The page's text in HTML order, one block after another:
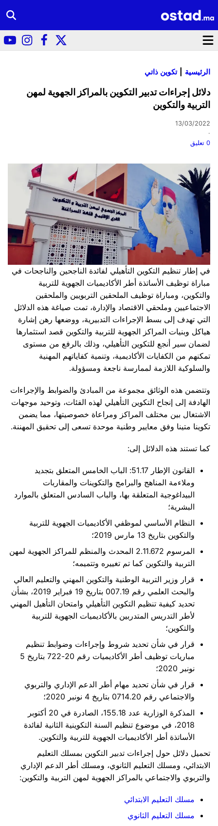
الرئيسية تكوين ذاتي
دلائل إجراءات تدبير التكوين بالمراكز الجهوية لمهن
التربية والتكوين
13/03/2022
·
0 تعليق
في إطار تنظيم التكوين التأهيلي لفائدة الناجحين والناجحات في
مباراة توظيف الأساتذة أطر الأكاديميات الجهوية للتربية
والتكوين، ومباراة توظيف الملحقين التربويين والملحقين
الاجتماعيين وملحقي الاقتصاد والإدارة، تمت صياغة هذه الدلائل
التي تهدف إلى بسط الإجراءات التدبيرية، ووضعها رهن إشارة
هياكل وبنيات المراكز الجهوية للتربية والتكوين قصد استثمارها
لضمان سير أنجع للتكوين التأهيلي، وذلك بالرفع من مستوى
تمكنهم من الكفايات الأكاديمية، وتنمية كفاياتهم المهنية
والسلوكية اللازمة لممارسة ناجعة ومسؤولة.
وتتضمن هذه الوثائق مجموعة من المبادئ والضوابط والإجراءات
الهادفة إلى إنجاح التكوين التأهيلي لهذه الفئات، وتوحيد موجهات
الاشتغال بين مختلف المراكز ومراعاة خصوصيتها، مما يضمن
تكوينا متينا وفق معايير وطنية موحدة تسعى إلى تحقيق المهننة.
كما تستند هذه الدلائل إلى:
القانون الإطار 51.17: الباب الخامس المتعلق بتجديد
وملاءمة المناهج والبرامج والتكوينات والمقاربات
البيداغوجية المتعلقة بها، والباب السادس المتعلق بالموارد
البشرية؛
النظام الأساسي لموظفي الأكاديميات الجهوية للتربية
والتكوين بتاريخ 13 مارس 2019؛
المرسوم 2.11.672 المحدث والمنظم للمراكز الجهوية لمهن
التربية والتكوين كما تم تغييره وتتميمه؛
قرار وزير التربية الوطنية والتكوين المهني والتعليم العالي
والبحث العلمي رقم 007.19 بتاريخ 19 فبراير 2019، بشأن
تحديد كيفية تنظيم التكوين التأهيلي وامتحان التأهيل المهني
لأطر التدريس المتدربين بالأكاديميات الجهوية للتربية
والتكوين؛
قرار في شأن تحديد شروط وإجراءات وضوابط تنظيم
مباريات توظيف أطر الأكاديميات رقم 20-722 بتاريخ 5
نونبر 2020؛
قرار في شأن تحديد مهام أطر الدعم الإداري والتربوي
والاجتماعي رقم 0714.20 بتاريخ 4 نونبر 2020؛
المذكرة الوزارية عدد 155.18، الصادرة في 20 أكتوبر
2018، في موضوع تنظيم السنة التكوينية الثانية لفائدة
الأساتذة أطر الأكاديميات الجهوية للتربية والتكوين.
تحميل دلائل حول إجراءات تدبير التكوين بمسلك التعليم
الابتدائي، ومسلك التعليم الثانوي، ومسلك أطر الدعم الإداري
والتربوي والاجتماعي بالمراكز الجهوية لمهن التربية والتكوين:
مسلك التعليم الابتدائي
مسلك التعليم الثانوي